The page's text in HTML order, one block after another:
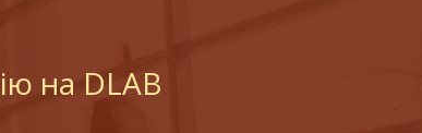
на DLAB